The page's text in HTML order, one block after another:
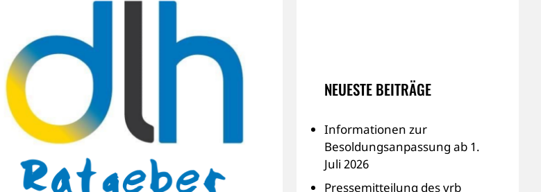
NEUESTE BEITRÄGE
Informationen zur
Besoldungsanpassung ab 1.
Juli 2026
Pressemitteilung des vrb